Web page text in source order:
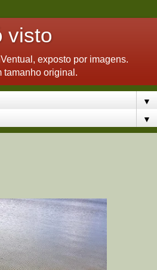
visto
exposto por imagens.
tamanho original.
▼
▼